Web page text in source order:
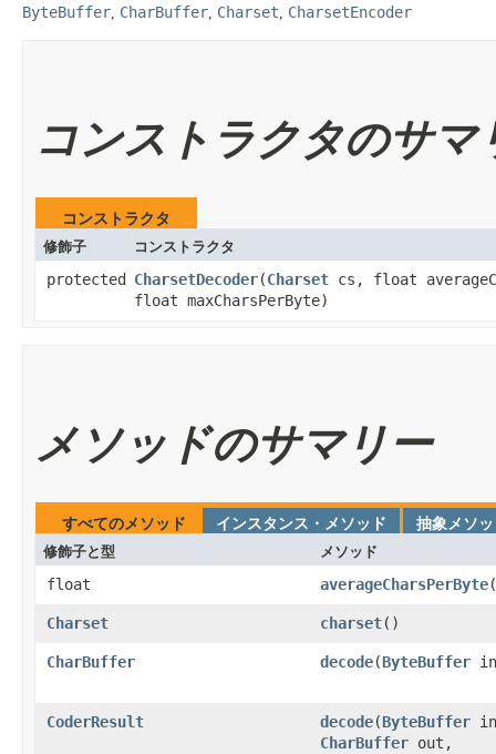
ByteBuffer, CharBuffer, Charset, CharsetEncoder
コンストラクタのサマ
コンストラクタ
修飾子
コンストラクタ
protected CharsetDecoder​(Charset cs, float
float maxCharsPerByte)
メソッドのサマリー
すべてのメソッド インスタンス・メソッド
抽象メソ
修飾子と型
メソッド
float averageCharsPerByte
Charset charset​()
CharBuffer decode​(ByteBuffer
CoderResult decode​(ByteBuffer
CharBuffer out,